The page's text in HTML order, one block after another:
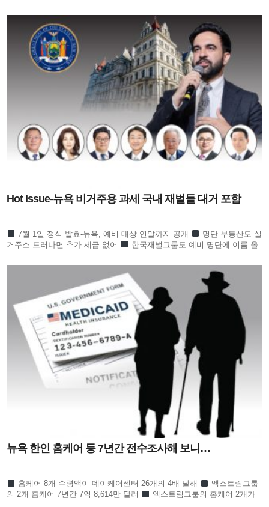
Hot Issue-뉴욕 비거주용 과세 국내 재벌들 대거 포함
7월 1일 정식 발효-뉴욕, 예비 대상 연말까지 공개
명단 부동산도 실
거주소 드러나면 추가 세금 없어
한국재벌그룹도 예비 명단에 이름 올
뉴욕 한인 홈케어 등 7년간 전수조사해 보니…
홈케어 8개 수령액이 데이케어센터 26개의 4배 달해
엑스트림그룹
의 2개 홈케어 7년간 7억 8,614만 달러
엑스트림그룹의 홈케어 2개가